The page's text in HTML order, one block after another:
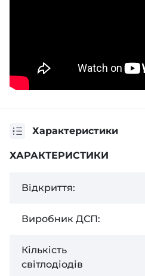
Характеристики
ХАРАКТЕРИСТИКИ
Відкриття:
Виробник ДСП:
Кількість
світлодіодів